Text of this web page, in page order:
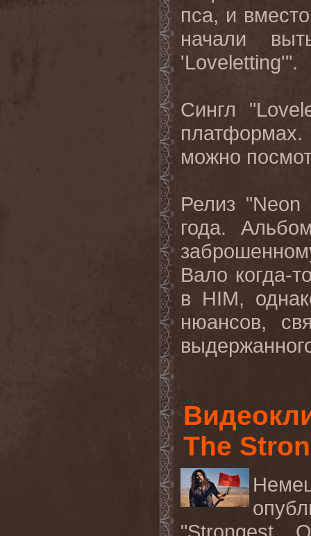
пса, и
начали
'Loveletting'".
Сингл
можно
Релиз "Neon
года.
Вало когда-
в HIM,
нюансов,
The